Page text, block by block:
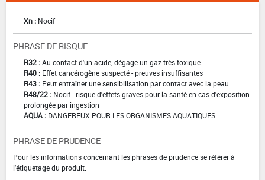
Xn : Nocif
PHRASE DE RISQUE
R32 :Au contact d'un acide, dégage un gaz très toxique
R40 : Effet cancérogène suspecté - preuves insuffisantes
R43 : Peut entraîner une sensibilisation par contact avec la peau
R48/22 : Nocif : risque d'effets graves pour la santé en cas d'exposition
prolongée par ingestion
AQUA : DANGEREUX POUR LES ORGANISMES AQUATIQUES
PHRASE DE PRUDENCE
Pour les informations concernant les phrases de prudence se référer à
l'étiquetage du produit.